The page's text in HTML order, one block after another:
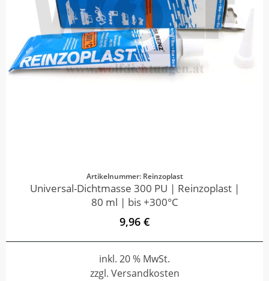
Artikelnummer: Reinzoplast
Universal-Dichtmasse 300 PU | Reinzoplast |
80 ml | bis +300°C
9,96 €
inkl. 20 % MwSt.
zzgl. Versandkosten